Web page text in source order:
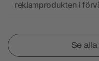
reklamprodukten i
Se alla